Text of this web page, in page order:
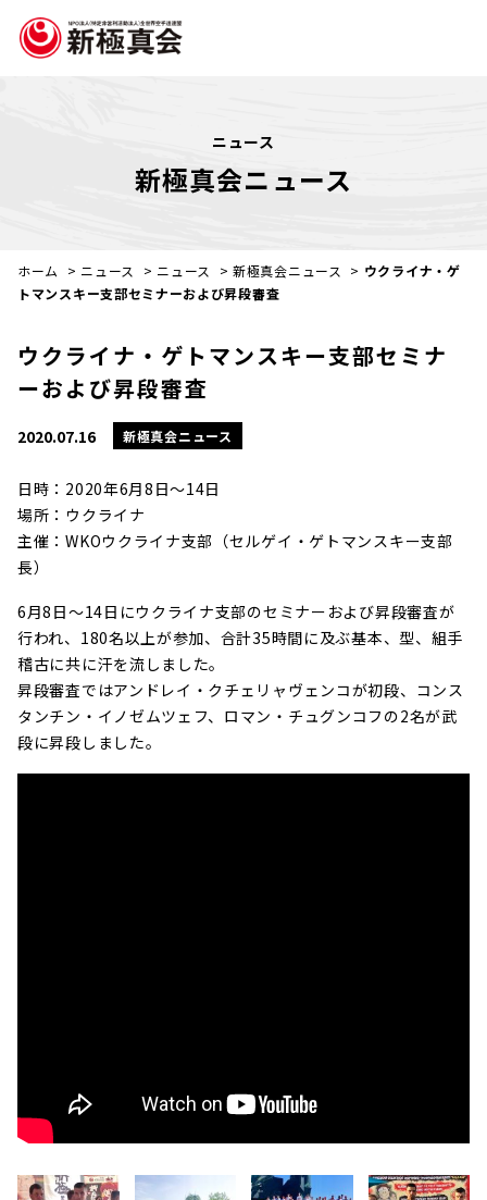
ニュース
新極真会ニュース
ホーム > ニュース > ニュース >新極真会ニュース > ウクライナ・ゲ
トマンスキー支部セミナーおよび昇段審査
ウクライナ・ゲトマンスキー支部セミナ
ーおよび昇段審査
2020.07.16 新極真会ニュース
日時：2020年6月8日〜14日
場所：ウクライナ
主催：WKOウクライナ支部（セルゲイ・ゲトマンスキー支部
長）
6月8日〜14日にウクライナ支部のセミナーおよび昇段審査が
行われ、180名以上が参加、合計35時間に及ぶ基本、型、組手
稽古に共に汗を流しました。
昇段審査ではアンドレイ・クチェリャヴェンコが初段、コンス
タンチン・イノゼムツェフ、ロマン・チュグンコフの2名が武
段に昇段しました。